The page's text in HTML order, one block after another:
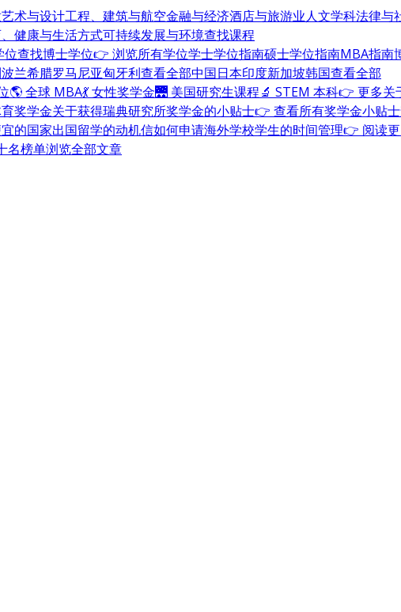
术与设计工程、建筑与航空金融与经济酒店与旅游业人文学科法律与
健康与生活方式可持续发展与环境查找课程
位查找博士学位👉 浏览所有学位学士学位指南硕士学位指南MBA指南
波兰希腊罗马尼亚匈牙利查看全部中国日本印度新加坡韩国查看全部
🌎 全球 MBA💃 女性奖学金🌉 美国研究生课程🔬 STEM 本科👉 更多关
奖学金关于获得瑞典研究所奖学金的小贴士👉 查看所有奖学金小贴士
的国家出国留学的动机信如何申请海外学校学生的时间管理👉 阅读
名榜单浏览全部文章